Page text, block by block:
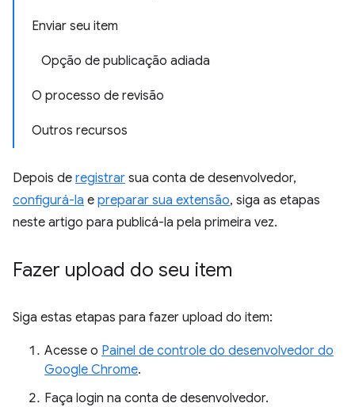
Enviar seu item
Opção de publicação adiada
O processo de revisão
Outros recursos
Depois de registrar sua conta de desenvolvedor,
configurá-la e preparar sua extensão, siga as etapas
neste artigo para publicá-la pela primeira vez.
Fazer upload do seu item
Siga estas etapas para fazer upload do item:
Acesse o Painel de controle do desenvolvedor do
Google Chrome.
Faça login na conta de desenvolvedor.